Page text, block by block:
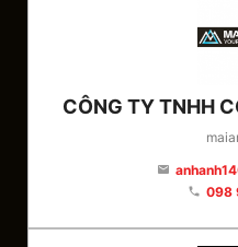
CÔNG TY TNHH
email
phone 098